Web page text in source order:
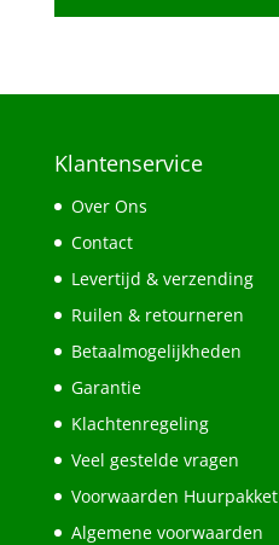
Klantenservice
Over Ons
Contact
Levertijd & verzending
Ruilen & retourneren
Betaalmogelijkheden
Garantie
Klachtenregeling
Veel gestelde vragen
Voorwaarden Huurpakket
Algemene voorwaarden